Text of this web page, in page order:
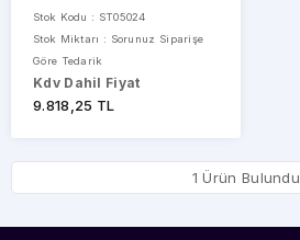
Hesaplamalı Terazi
Stok Kodu : ST05024
Stok Miktarı : Sorunuz Siparişe
Göre Tedarik
Kdv Dahil Fiyat
9.818,25 TL
1 Ürün Bulundu